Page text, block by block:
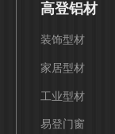
高登铝材
装饰型材
家居型材
工业型材
易登门窗